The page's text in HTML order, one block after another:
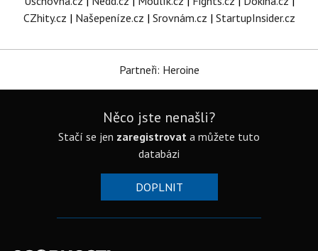
CZhity.cz | Našepeníze.cz | Srovnám.cz | StartupInsider.cz
Partneři: Heroine
Něco jste nenašli?
Stačí se jen zaregistrovat a můžete tuto
databázi
DOPLNIT